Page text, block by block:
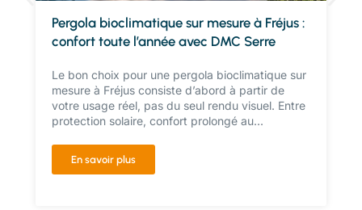
Pergola bioclimatique sur mesure à Fréjus :
confort toute l’année avec DMC Serre
Le bon choix pour une pergola bioclimatique sur
mesure à Fréjus consiste d’abord à partir de
votre usage réel, pas du seul rendu visuel. Entre
protection solaire, confort prolongé au...
En savoir plus